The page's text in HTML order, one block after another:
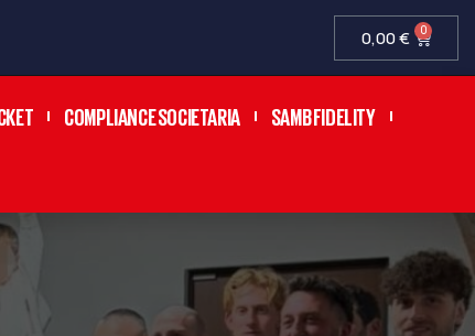
0,00€ 0
COMPLIANCE SOCIETARIA SAMB FIDELITY